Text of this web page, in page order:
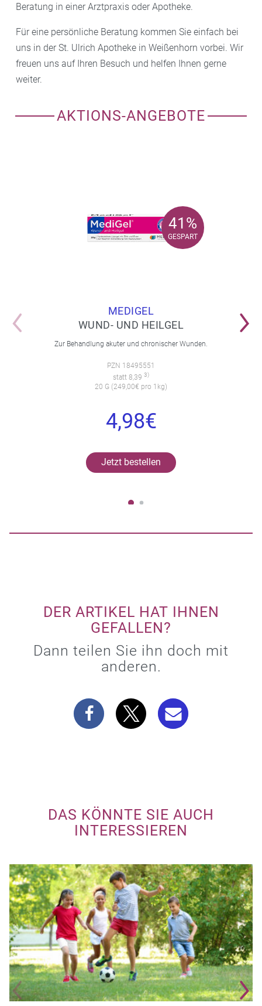
Beratung in einer Arztpraxis oder Apotheke.
Für eine persönliche Beratung kommen Sie einfach bei
uns in der St. Ulrich Apotheke in Weißenhorn vorbei. Wir
freuen uns auf Ihren Besuch und helfen Ihnen gerne
weiter.
AKTIONS-ANGEBOTE
41%
GESPART
41%
GESPART
MEDIGEL
WUND- UND HEILGEL
Zur Behandlung akuter und chronischer Wunden.
PZN 18495551
statt 8,39 3)
20 G (249,00€ pro 1kg)
4,98€
Jetzt bestellen
DER ARTIKEL HAT IHNEN
GEFALLEN?
Dann teilen Sie ihn doch mit
anderen.
DAS KÖNNTE SIE AUCH
INTERESSIEREN